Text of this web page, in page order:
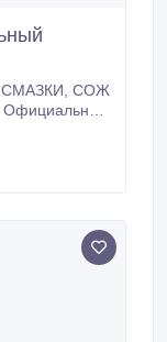
Официальный
рублей,